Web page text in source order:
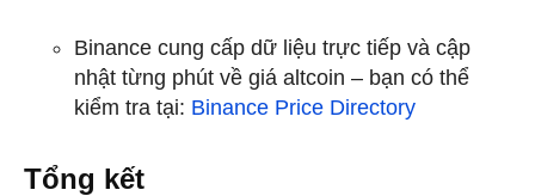
Binance cung cấp dữ liệu trực tiếp và cập
nhật từng phút về giá altcoin – bạn có thể
kiểm tra tại: Binance Price Directory
Tổng kết